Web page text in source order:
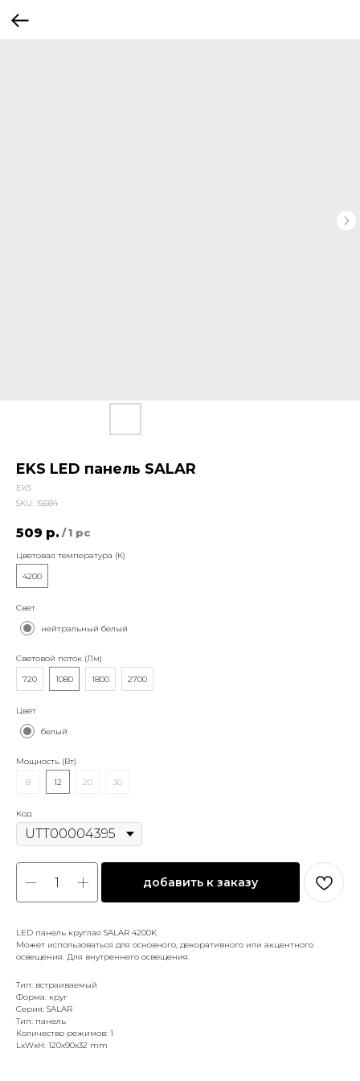
EKS LED панель SALAR
EKS
SKU: 15684
509 р. / 1 pc
Цветовая температура (К)
4200
Свет
нейтральный белый
Световой поток (Лм)
720
1080 1800 2700
Цвет
белый
Мощность (Вт)
8
12 20 30
Код
добавить к заказу
LED панель круглая SALAR 4200K
Может использоваться для основного, декоративного или акцентного
освещения. Для внутреннего освещения.
Тип: встраиваемый
Форма: круг
Серия: SALAR
Тип: панель
Количество режимов: 1
LxWxH: 120x90x32 mm